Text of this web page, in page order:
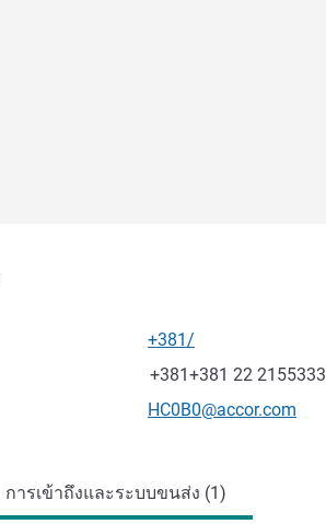
โทรศัพท์
+381/
แฟกซ์
+381+381 22 2155333
อีเมลติดต่อ
HC0B0@accor.com
การเข้าถึงและระบบขนส่ง (1)